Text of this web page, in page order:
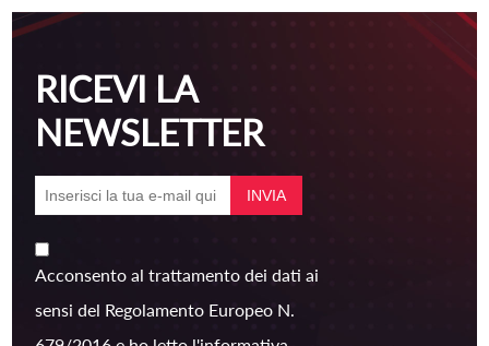
RICEVI LA
NEWSLETTER
Acconsento al trattamento dei dati ai
sensi del Regolamento Europeo N.